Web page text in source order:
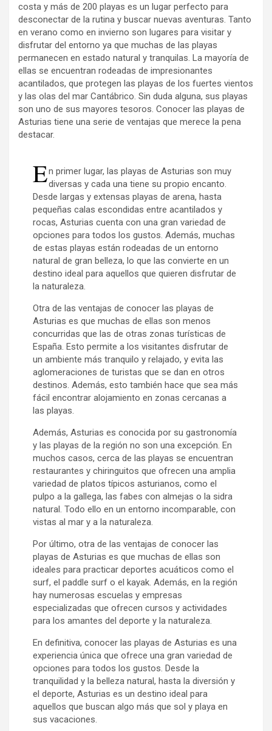
costa y más de 200 playas es un lugar perfecto para
desconectar de la rutina y buscar nuevas aventuras. Tanto
en verano como en invierno son lugares para visitar y
disfrutar del entorno ya que muchas de las playas
permanecen en estado natural y tranquilas. La mayoría de
ellas se encuentran rodeadas de impresionantes
acantilados, que protegen las playas de los fuertes vientos
y las olas del mar Cantábrico. Sin duda alguna, sus playas
son uno de sus mayores tesoros. Conocer las playas de
Asturias tiene una serie de ventajas que merece la pena
destacar.
En primer lugar, las playas de Asturias son muy
diversas y cada una tiene su propio encanto.
Desde largas y extensas playas de arena, hasta
pequeñas calas escondidas entre acantilados y
rocas, Asturias cuenta con una gran variedad de
opciones para todos los gustos. Además, muchas
de estas playas están rodeadas de un entorno
natural de gran belleza, lo que las convierte en un
destino ideal para aquellos que quieren disfrutar de
la naturaleza.
Otra de las ventajas de conocer las playas de
Asturias es que muchas de ellas son menos
concurridas que las de otras zonas turísticas de
España. Esto permite a los visitantes disfrutar de
un ambiente más tranquilo y relajado, y evita las
aglomeraciones de turistas que se dan en otros
destinos. Además, esto también hace que sea más
fácil encontrar alojamiento en zonas cercanas a
las playas.
Además, Asturias es conocida por su gastronomía
y las playas de la región no son una excepción. En
muchos casos, cerca de las playas se encuentran
restaurantes y chiringuitos que ofrecen una amplia
variedad de platos típicos asturianos, como el
pulpo a la gallega, las fabes con almejas o la sidra
natural. Todo ello en un entorno incomparable, con
vistas al mar y a la naturaleza.
Por último, otra de las ventajas de conocer las
playas de Asturias es que muchas de ellas son
ideales para practicar deportes acuáticos como el
surf, el paddle surf o el kayak. Además, en la región
hay numerosas escuelas y empresas
especializadas que ofrecen cursos y actividades
para los amantes del deporte y la naturaleza.
En definitiva, conocer las playas de Asturias es una
experiencia única que ofrece una gran variedad de
opciones para todos los gustos. Desde la
tranquilidad y la belleza natural, hasta la diversión y
el deporte, Asturias es un destino ideal para
aquellos que buscan algo más que sol y playa en
sus vacaciones.